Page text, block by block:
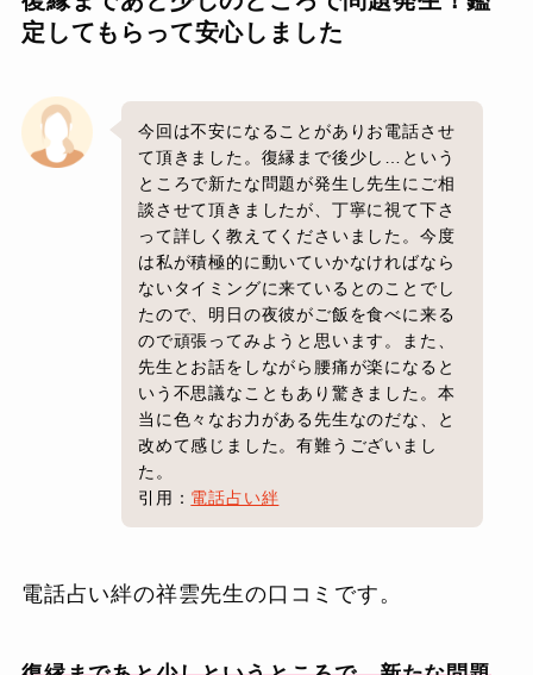
定してもらって安心しました
今回は不安になることがありお電話させ
て頂きました。復縁まで後少し…という
ところで新たな問題が発生し先生にご相
談させて頂きましたが、丁寧に視て下さ
って詳しく教えてくださいました。今度
は私が積極的に動いていかなければなら
ないタイミングに来ているとのことでし
たので、明日の夜彼がご飯を食べに来る
ので頑張ってみようと思います。また、
先生とお話をしながら腰痛が楽になると
いう不思議なこともあり驚きました。本
当に色々なお力がある先生なのだな、と
改めて感じました。有難うございまし
た。
引用： 電話占い絆
電話占い絆の祥雲先生の口コミです。